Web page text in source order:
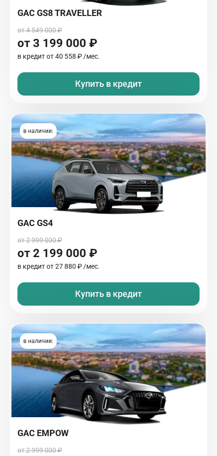
GAC GS8 TRAVELLER
от 4 549 000 ₽
от 3 199 000 ₽
в кредит от40 558 ₽ /мес.
Купить в кредит
в наличии:
GAC GS4
от 2 999 000 ₽
от 2 199 000 ₽
в кредит от27 880 ₽ /мес.
Купить в кредит
в наличии:
GAC EMPOW
от 2 999 000 ₽